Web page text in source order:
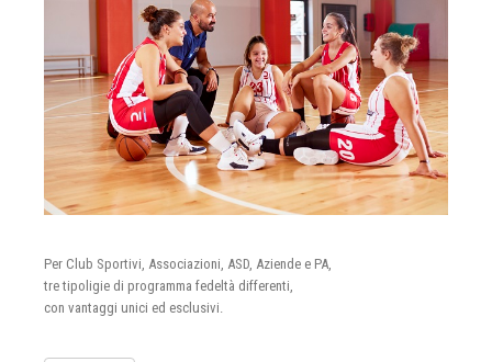
Per Club Sportivi, Associazioni, ASD, Aziende e PA,
tre tipoligie di programma fedeltà differenti,
con vantaggi unici ed esclusivi.